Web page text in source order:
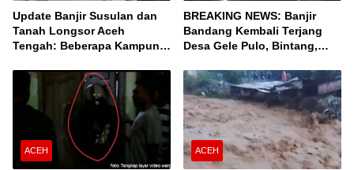
Update Banjir Susulan dan
Tanah Longsor Aceh
Tengah: Beberapa Kampung
BREAKING NEWS: Banjir
Bandang Kembali Terjang
Desa Gele Pulo, Bintang,
ACEH ACEH